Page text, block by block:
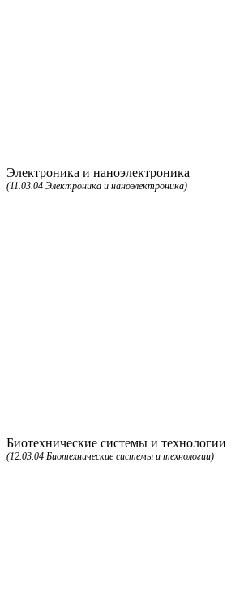
Электроника и наноэлектроника
(11.03.04 Электроника и наноэлектроника)
Биотехнические системы и технологии
(12.03.04 Биотехнические системы и технологии)